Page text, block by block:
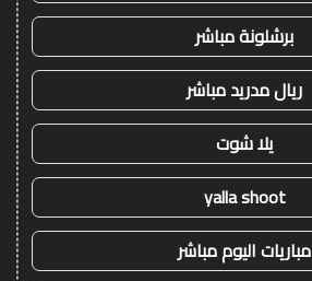
برشلونة مباشر
ريال مدريد مباشر
يلا شوت
yalla shoot
مباريات اليوم مباشر